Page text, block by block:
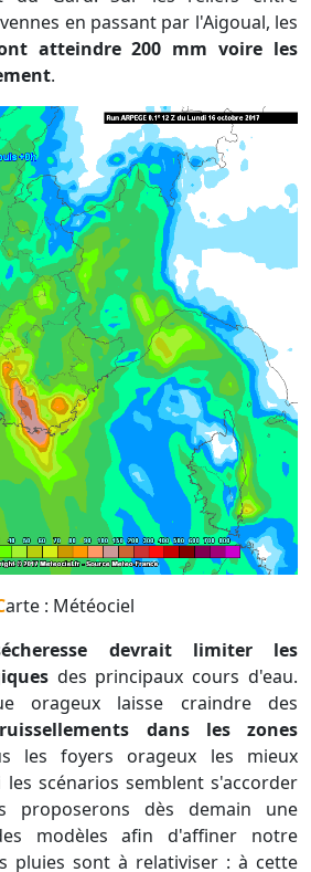
en passant par l'Aigoual, les
atteindre 200 mm voire les
.
Carte : Météociel
des principaux cours d'eau.
orageux laisse craindre des
dans les zones
les foyers orageux les mieux
scénarios semblent s'accorder
proposerons dès demain une
modèles afin d'affiner notre
pluies sont à relativiser : à cette